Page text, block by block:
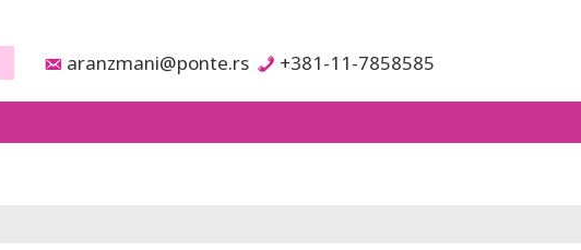
aranzmani@ponte.rs +381-11-7858585